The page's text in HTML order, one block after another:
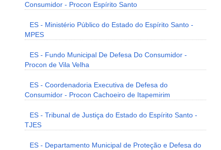
Consumidor - Procon Espírito Santo
ES - Ministério Público do Estado do Espírito Santo -
MPES
ES - Fundo Municipal De Defesa Do Consumidor -
Procon de Vila Velha
ES - Coordenadoria Executiva de Defesa do
Consumidor - Procon Cachoeiro de Itapemirim
ES - Tribunal de Justiça do Estado do Espírito Santo -
TJES
ES - Departamento Municipal de Proteção e Defesa do